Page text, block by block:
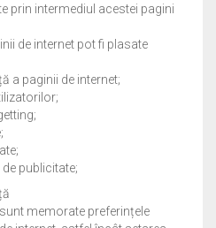
prin intermediul acestei pagini
de internet pot fi plasate
a paginii de internet;
publicitate;
memorate preferințele